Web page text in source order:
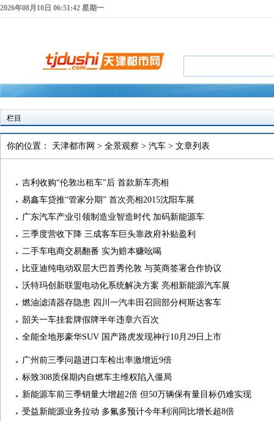
2026年08月10日 06:51:43 星期一
栏目
你的位置： 天津都市网 > 全景观察 > 汽车 > 文章列表
吉利收购“伦敦出租车”后 首款新车亮相
易鑫车贷推“管家分期” 首次亮相2015沈阳车展
广东汽车产业引领制造业智造时代 加码新能源车
三季度营收下降 三成客车巨头靠政府补贴盈利
二手车电商交易翻番 实为赔本赚吆喝
比亚迪纯电动双层大巴首秀伦敦 与英商签署合作协议
沃特玛创新联盟电动化系统解决方案 亮相新能源汽车展
燃油滤清器存隐患 四川一汽丰田召回部分柯斯达客车
韶关一车挂套牌假牌半年违章六百次
全能全地形豪华SUV 国产路虎发现神行10月29日上市
广州前三季问题进口车检出率激增近9倍
标致308质保期内自燃车主维权陷入僵局
新能源车前三季销量大增超2倍 但50万辆保有量目标仍难实现
受益新能源业务拉动 多氟多预计今年利润同比增长超8倍